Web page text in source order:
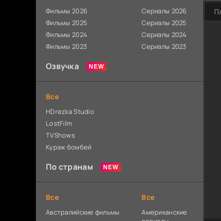
Фильмы 2026
Фильмы 2025
Фильмы 2024
Фильмы 2023
Сериалы 2026
Сериалы 2025
Сериалы 2024
Сериалы 2023
Озвучка
Все
HDrezka Studio
LostFilm
TVShows
Кураж бомбей
По странам
Все
Австралийские фильмы
Все
Американские